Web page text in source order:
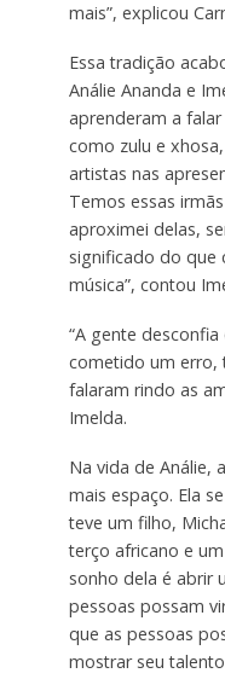
mais”, explicou
Essa tradição
Análie Ananda e
aprenderam a
como zulu e
artistas nas
Temos essas
aproximei delas,
significado do que
música”, contou
“A gente
cometido um erro,
falaram rindo as
Imelda.
Na vida de Análie,
mais espaço. Ela
teve um filho,
terço africano e
sonho dela é abrir
pessoas possam
que as pessoas
mostrar seu